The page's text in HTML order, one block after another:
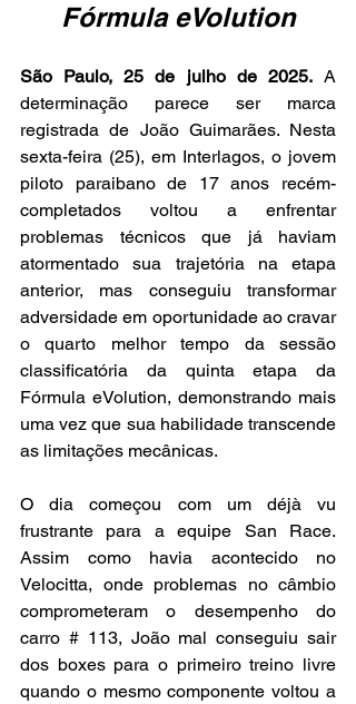
Fórmula eVolution
São Paulo, 25 de julho de 2025. A
determinação parece ser marca
registrada de João Guimarães. Nesta
sexta-feira (25), em Interlagos, o jovem
piloto paraibano de 17 anos recém-
completados voltou a enfrentar
problemas técnicos que já haviam
atormentado sua trajetória na etapa
anterior, mas conseguiu transformar
adversidade em oportunidade ao cravar
o quarto melhor tempo da sessão
classificatória da quinta etapa da
Fórmula eVolution, demonstrando mais
uma vez que sua habilidade transcende
as limitações mecânicas.
O dia começou com um déjà vu
frustrante para a equipe San Race.
Assim como havia acontecido no
Velocitta, onde problemas no câmbio
comprometeram o desempenho do
carro # 113, João mal conseguiu sair
dos boxes para o primeiro treino livre
quando o mesmo componente voltou a